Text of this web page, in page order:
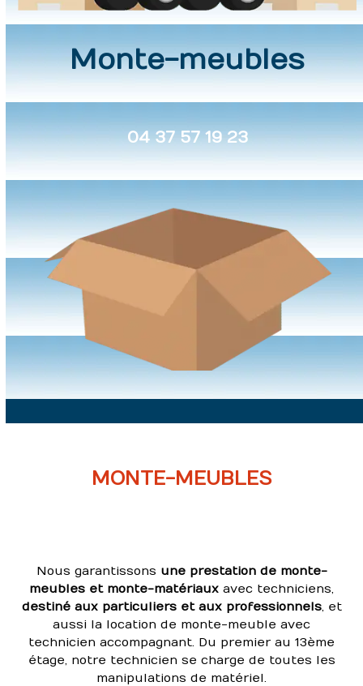
Monte-meubles
04 37 57 19 23
MONTE-MEUBLES
Nous garantissons une prestation de monte-
meubles et monte-matériaux avec techniciens,
destiné aux particuliers et aux professionnels, et
aussi la location de monte-meuble avec
technicien accompagnant. Du premier au 13ème
étage, notre technicien se charge de toutes les
manipulations de matériel.